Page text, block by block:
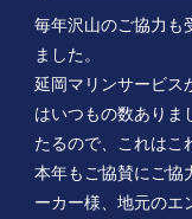
毎年沢山のご協力も
ました。
延岡マリンサービス
はいつもの数ありま
たるので、これはこ
本年もご協賛にご協
ーカー様、地元のエ